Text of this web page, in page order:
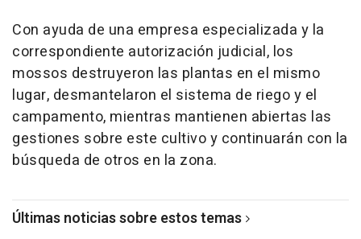
Con ayuda de una empresa especializada y la
correspondiente autorización judicial, los
mossos destruyeron las plantas en el mismo
lugar, desmantelaron el sistema de riego y el
campamento, mientras mantienen abiertas las
gestiones sobre este cultivo y continuarán con la
búsqueda de otros en la zona.
Últimas noticias sobre estos temas